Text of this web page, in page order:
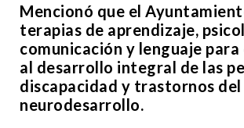
Mencionó que el
terapias de aprendizaje,
comunicación y lenguaje
al desarrollo integral de las
discapacidad y trastornos del
neurodesarrollo.